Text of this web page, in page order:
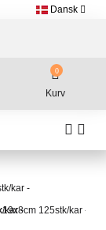
Dansk
0
Kurv